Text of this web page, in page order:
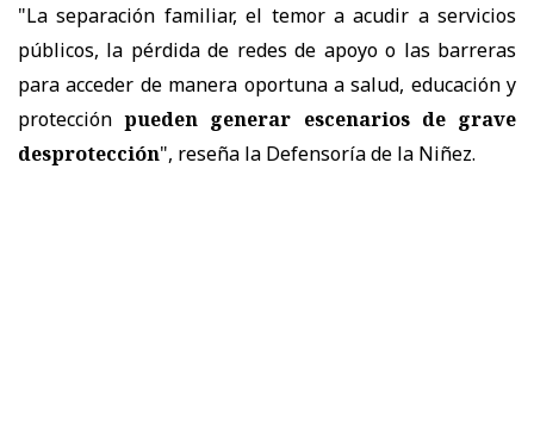
"La separación familiar, el temor a acudir a servicios
públicos, la pérdida de redes de apoyo o las barreras
para acceder de manera oportuna a salud, educación y
protecciónpueden generar escenarios de grave
desprotección", reseña la Defensoría de la Niñez.